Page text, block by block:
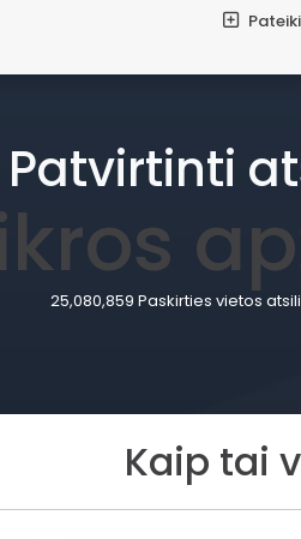
Patvirtinti
25,080,859 Paskirties vietos
Kaip tai